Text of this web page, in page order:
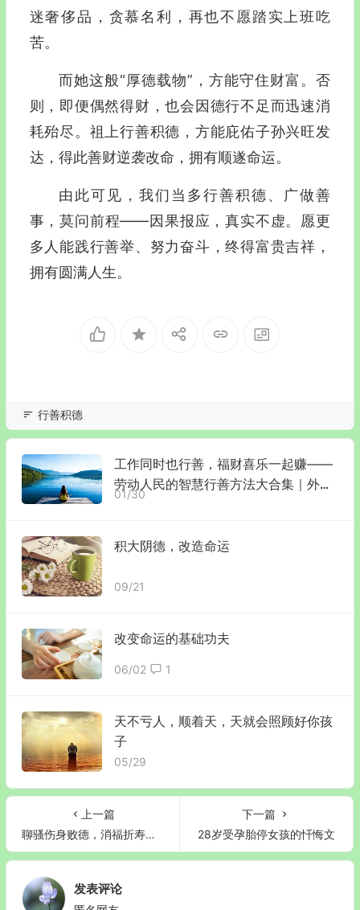
迷奢侈品，贪慕名利，再也不愿踏实上班吃
苦。
而她这般“厚德载物”，方能守住财富。否
则，即便偶然得财，也会因德行不足而迅速消
耗殆尽。祖上行善积德，方能庇佑子孙兴旺发
达，得此善财逆袭改命，拥有顺遂命运。
由此可见，我们当多行善积德、广做善
事，莫问前程——因果报应，真实不虚。愿更
多人能践行善举、努力奋斗，终得富贵吉祥，
拥有圆满人生。
行善积德
工作同时也行善，福财喜乐一起赚——
劳动人民的智慧行善方法大合集｜外
卖、快递小哥们已加入到反色晴公益宣
01/30
积大阴德，改造命运
09/21
改变命运的基础功夫
06/02 1
天不亏人，顺着天，天就会照顾好你孩
子
05/29
上一篇
聊骚伤身败德，消福折寿报不虚！
下一篇
28岁受孕胎停女孩的忏悔文
发表评论